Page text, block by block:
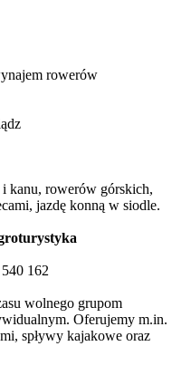
rowerów
kanu, rowerów górskich,
jazdę konną w siodle.
162
wolnego grupom
Oferujemy m.in.
spływy kajakowe oraz